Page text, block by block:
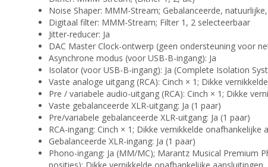
Noise Shaper: MMM-Stream; Gebalanceerde,
Digitaal filter: MMM-Stream; Filter 1, 2 selecteerbaar
Jitter-reducer: Ja
DAC Master Clock-ontwerp (geen ondersteuning voor
Asynchrone modus (voor USB-B-ingang): Ja
Isolator (voor USB-B-ingang): Ja (Complete Isolation
Vaste analoge uitgang (RCA): Cinch × 1; Dikke
Pre / variabele audio-uitgang (RCA): Cinch × 1; Dikke
Vaste gebalanceerde XLR-uitgang: Ja (1 paar)
Pre/variabele gebalanceerde XLR-uitgang: Ja (1 paar)
RCA-ingang: Cinch × 1; Dikke vernikkelde onafhankelijke
Gebalanceerde XLR-ingang: Ja (1 paar)
Phono-ingang: Ja (MM/MC); Marantz Musical Premium